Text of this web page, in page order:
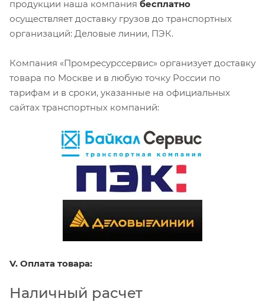
продукции наша компания бесплатно
осуществляет доставку грузов до транспортных
организаций: Деловые линии, ПЭК.
Компания «Промресурссервис» организует доставку
товара по Москве и в любую точку России по
тарифам и в сроки, указанные на официальных
сайтах транспортных компаний:
V. Оплата товара:
Наличный расчет